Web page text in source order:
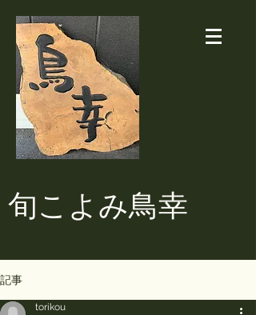
​旬こよみ鳥幸
記事
torikou